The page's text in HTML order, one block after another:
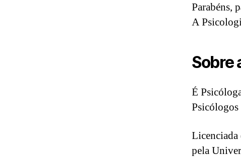
Parabéns,
A
Sobre
É
Licenciada
pela